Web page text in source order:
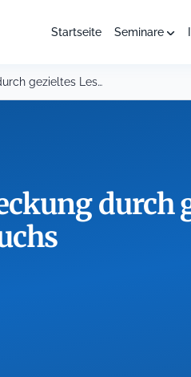
Startseite Seminare
Effektivere Vollstreckung durch gezieltes Lesen des Grundbuchs
durch